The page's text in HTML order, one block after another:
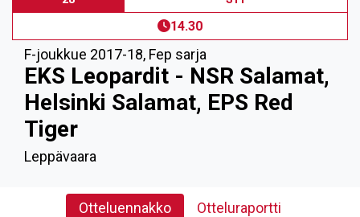
14.30
F-joukkue 2017-18, Fep sarja
EKS Leopardit - NSR Salamat,
Helsinki Salamat, EPS Red
Tiger
Leppävaara
Otteluennakko Otteluraportti